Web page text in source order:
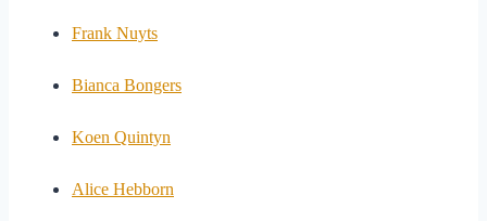
Frank Nuyts
Bianca Bongers
Koen Quintyn
Alice Hebborn